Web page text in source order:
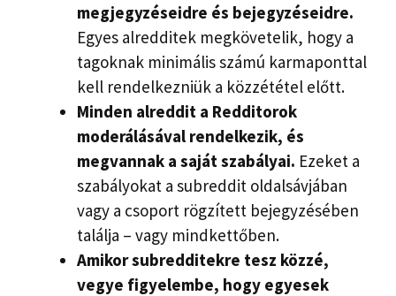
megjegyzéseidre és bejegyzéseidre.
Egyes alredditek megkövetelik, hogy a
tagoknak minimális számú karmaponttal
kell rendelkezniük a közzététel előtt.
Minden alreddit a Redditorok
moderálásával rendelkezik, és
megvannak a saját szabályai. Ezeket a
szabályokat a subreddit oldalsávjában
vagy a csoport rögzített bejegyzésében
találja – vagy mindkettőben.
Amikor subredditekre tesz közzé,
vegye figyelembe, hogy egyesek